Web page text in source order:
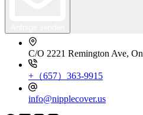
C/O 2221 Remington Ave,
+（657）363-9915
info@nipplecover.us